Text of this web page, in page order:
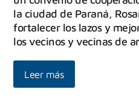
la ciudad de Paraná,
fortalecer los lazos y
los vecinos y vecinas de
Leer más